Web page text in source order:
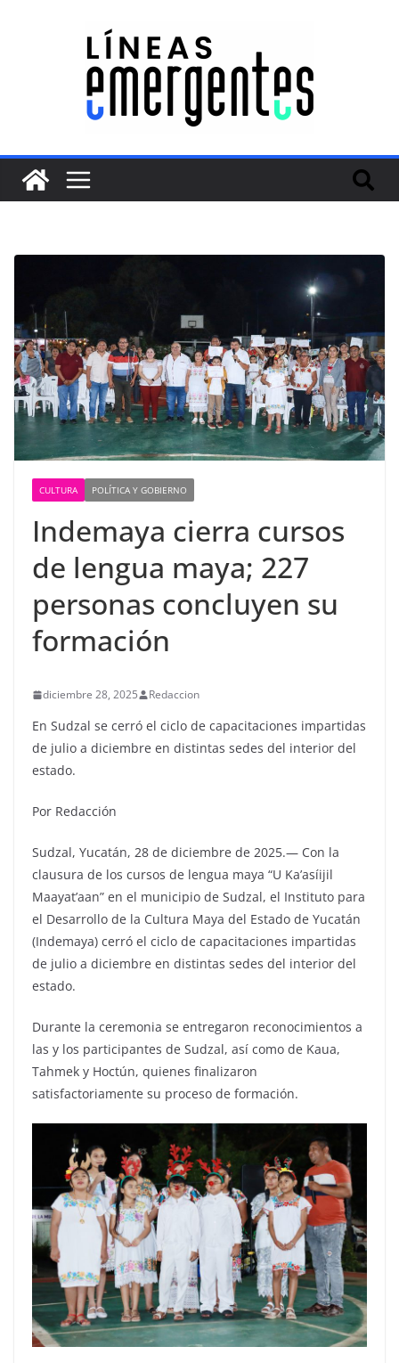
CULTURA POLÍTICA Y GOBIERNO
Indemaya cierra cursos
de lengua maya; 227
personas concluyen su
formación
diciembre 28, 2025 Redaccion
En Sudzal se cerró el ciclo de capacitaciones impartidas
de julio a diciembre en distintas sedes del interior del
estado.
Por Redacción
Sudzal, Yucatán, 28 de diciembre de 2025.— Con la
clausura de los cursos de lengua maya “U Ka’asíijil
Maayat’aan” en el municipio de Sudzal, el Instituto para
el Desarrollo de la Cultura Maya del Estado de Yucatán
(Indemaya) cerró el ciclo de capacitaciones impartidas
de julio a diciembre en distintas sedes del interior del
estado.
Durante la ceremonia se entregaron reconocimientos a
las y los participantes de Sudzal, así como de Kaua,
Tahmek y Hoctún, quienes finalizaron
satisfactoriamente su proceso de formación.